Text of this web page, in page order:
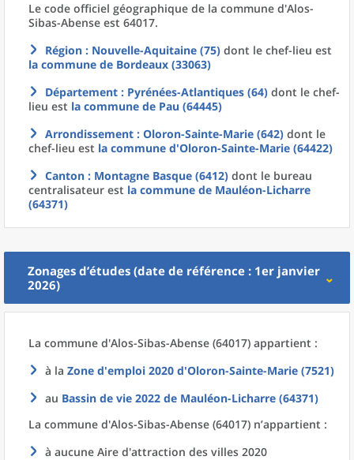
Le code officiel géographique de la commune d'Alos-
Sibas-Abense est 64017.
Région : Nouvelle-Aquitaine (75) dont le chef-lieu est
la commune de Bordeaux (33063)
Département : Pyrénées-Atlantiques (64) dont le chef-
lieu est la commune de Pau (64445)
Arrondissement : Oloron-Sainte-Marie (642) dont le
chef-lieu est la commune d'Oloron-Sainte-Marie (64422)
Canton : Montagne Basque (6412) dont le bureau
centralisateur est la commune de Mauléon-Licharre
(64371)
Zonages d’études (date de référence : 1er janvier
2026)
La commune d'Alos-Sibas-Abense (64017) appartient :
à la Zone d'emploi 2020 d'Oloron-Sainte-Marie (7521)
au Bassin de vie 2022 de Mauléon-Licharre (64371)
La commune d'Alos-Sibas-Abense (64017) n’appartient :
à aucune Aire d'attraction des villes 2020